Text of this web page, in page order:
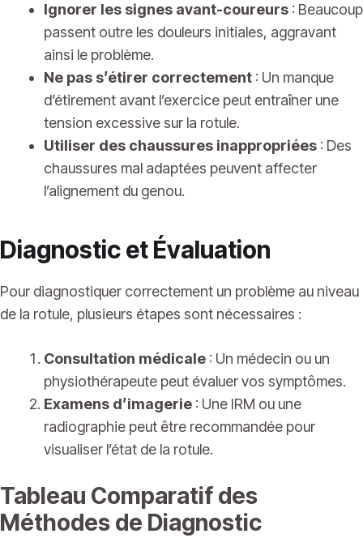
Ignorer les signes avant-coureurs : Beaucoup
passent outre les douleurs initiales, aggravant
ainsi le problème.
Ne pas s’étirer correctement : Un manque
d’étirement avant l’exercice peut entraîner une
tension excessive sur la rotule.
Utiliser des chaussures inappropriées : Des
chaussures mal adaptées peuvent affecter
l’alignement du genou.
Diagnostic et Évaluation
Pour diagnostiquer correctement un problème au niveau
de la rotule, plusieurs étapes sont nécessaires :
Consultation médicale : Un médecin ou un
physiothérapeute peut évaluer vos symptômes.
Examens d’imagerie : Une IRM ou une
radiographie peut être recommandée pour
visualiser l’état de la rotule.
Tableau Comparatif des
Méthodes de Diagnostic